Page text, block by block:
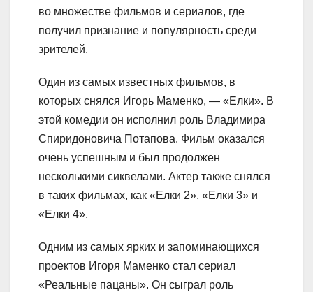
во множестве фильмов и сериалов, где
получил признание и популярность среди
зрителей.
Один из самых известных фильмов, в
которых снялся Игорь Маменко, — «Елки». В
этой комедии он исполнил роль Владимира
Спиридоновича Потапова. Фильм оказался
очень успешным и был продолжен
несколькими сиквелами. Актер также снялся
в таких фильмах, как «Елки 2», «Елки 3» и
«Елки 4».
Одним из самых ярких и запоминающихся
проектов Игоря Маменко стал сериал
«Реальные пацаны». Он сыграл роль